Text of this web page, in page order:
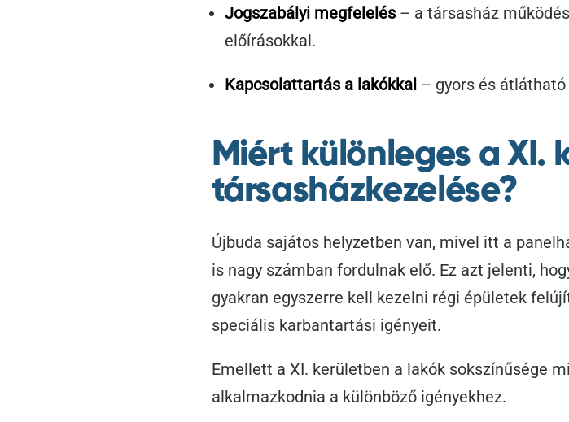
Jogszabályi megfelelés– a társasház
előírásokkal.
Kapcsolattartás a lakókkal – gyors és
Miért különleges a XI.
társasházkezelése?
Újbuda sajátos helyzetben van, mivel itt a
is nagy számban fordulnak elő. Ez azt jelenti,
gyakran egyszerre kell kezelni régi épületek
speciális karbantartási igényeit.
Emellett a XI. kerületben a lakók sokszínűsége
alkalmazkodnia a különböző igényekhez.